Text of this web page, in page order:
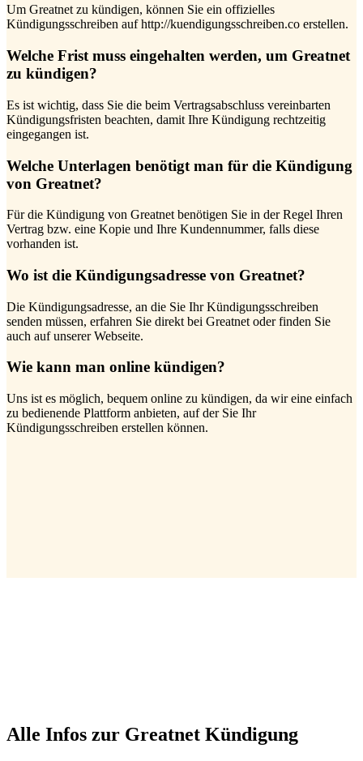
Um Greatnet zu kündigen, können Sie ein offizielles
Kündigungsschreiben auf http://kuendigungsschreiben.co erstellen.
Welche Frist muss eingehalten werden, um Greatnet
zu kündigen?
Es ist wichtig, dass Sie die beim Vertragsabschluss vereinbarten
Kündigungsfristen beachten, damit Ihre Kündigung rechtzeitig
eingegangen ist.
Welche Unterlagen benötigt man für die Kündigung
von Greatnet?
Für die Kündigung von Greatnet benötigen Sie in der Regel Ihren
Vertrag bzw. eine Kopie und Ihre Kundennummer, falls diese
vorhanden ist.
Wo ist die Kündigungsadresse von Greatnet?
Die Kündigungsadresse, an die Sie Ihr Kündigungsschreiben
senden müssen, erfahren Sie direkt bei Greatnet oder finden Sie
auch auf unserer Webseite.
Wie kann man online kündigen?
Uns ist es möglich, bequem online zu kündigen, da wir eine einfach
zu bedienende Plattform anbieten, auf der Sie Ihr
Kündigungsschreiben erstellen können.
Alle Infos zur Greatnet Kündigung